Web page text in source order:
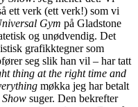
ett verk (ett verk!) som vi
Gym på Gladstone
og unødvendig. Det
grafikktegner som
seg slik han vil – har tatt
thing at the right time and
møkka jeg har betalt
suger. Den bekrefter